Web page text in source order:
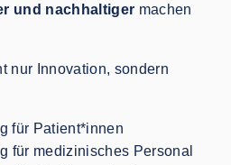
und nachhaltiger machen
nur Innovation, sondern
für Patient*innen
für medizinisches Personal